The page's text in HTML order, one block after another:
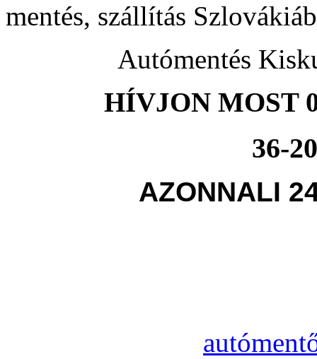
mentés, szállítás
Autómentés
HÍVJON MOST
36-
AZONNALI